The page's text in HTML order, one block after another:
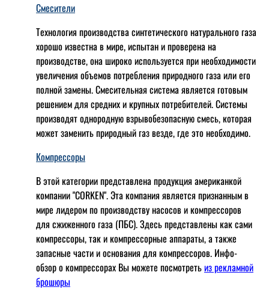
Смесители
Технология производства синтетического натурального газа
хорошо известна в мире, испытан и проверена на
производстве, она широко используется при необходимости
увеличения объемов потребления природного газа или его
полной замены. Смесительная система является готовым
решением для средних и крупных потребителей. Системы
производят однородную взрывобезопасную смесь, которая
может заменить природный газ везде, где это необходимо.
Компрессоры
В этой категории представлена продукция американкой
компании "CORKEN". Эта компания является признанным в
мире лидером по производству насосов и компрессоров
для сжиженного газа (ПБС). Здесь представлены как сами
компрессоры, так и компрессорные аппараты, а также
запасные части и основания для компрессоров. Инфо-
обзор о компрессорах Вы можете посмотретьиз рекламной
брошюры